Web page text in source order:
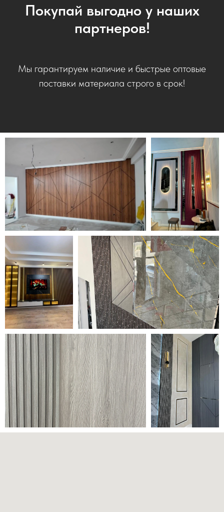
Покупай выгодно у наших
партнеров!
Мы гарантируем наличие и быстрые оптовые
поставки материала строго в срок!